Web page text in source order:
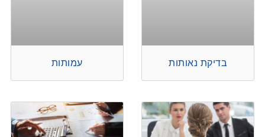
בדיקת נאותות עמותות